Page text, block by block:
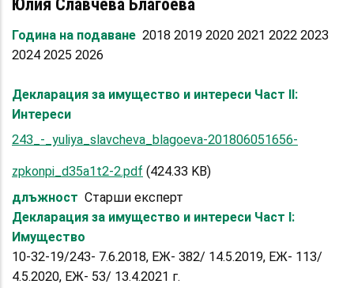
Юлия Славчева Благоева
Година на подаване 2018 2019 2020 2021 2022 2023
2024 2025 2026
Декларация за имущество и интереси Част II:
Интереси
243_-_yuliya_slavcheva_blagoeva-201806051656-
zpkonpi_d35a1t2-2.pdf (424.33 KB)
длъжност Старши експерт
Декларация за имущество и интереси Част I:
Имущество
10-32-19/243- 7.6.2018, ЕЖ- 382/ 14.5.2019, ЕЖ- 113/
4.5.2020, ЕЖ- 53/ 13.4.2021 г.